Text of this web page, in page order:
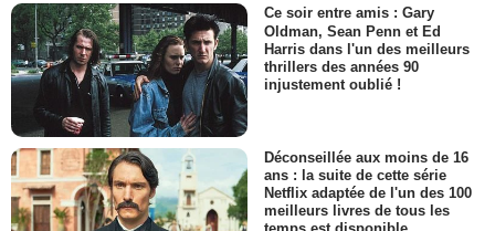
Ce soir entre amis : Gary
Oldman, Sean Penn et Ed
Harris dans l'un des meilleurs
thrillers des années 90
injustement oublié !
Déconseillée aux moins de 16
ans : la suite de cette série
Netflix adaptée de l'un des 100
meilleurs livres de tous les